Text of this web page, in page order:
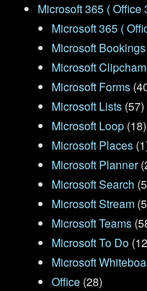
Microsoft 365 ( Office
Microsoft 365 (
Microsoft Bookings
Microsoft
Microsoft Forms
Microsoft Lists (57)
Microsoft Loop (18)
Microsoft Places
Microsoft Planner
Microsoft Search
Microsoft Stream
Microsoft Teams
Microsoft To Do
Microsoft
Office (28)